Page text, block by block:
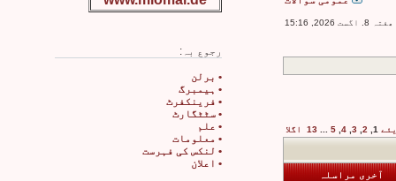
15:16
1
2
3
4
5
13 اگلا
آخری مراسلہ
رجوع بہ:
• برلن
• ہیمبرگ
• فرینکفرٹ
• سٹٹگارٹ
• علم
• معلومات
• لنکس کی فہرست
• اعلان